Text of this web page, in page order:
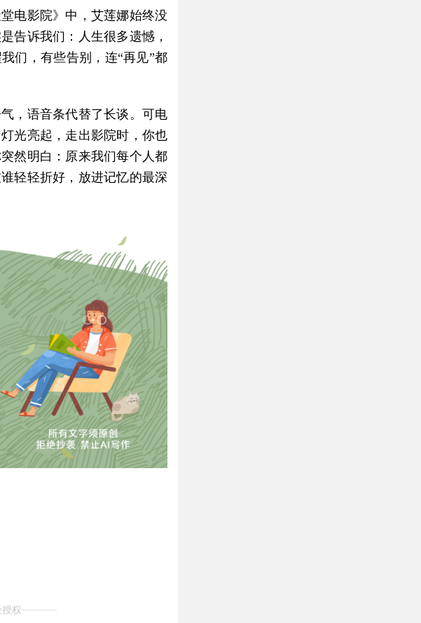
电影院》中，艾莲娜始终没
告诉我们：人生很多遗憾，
们，有些告别，连“再见”都
，语音条代替了长谈。可电
光亮起，走出影院时，你也
然明白：原来我们每个人都
轻轻折好，放进记忆的最深
权